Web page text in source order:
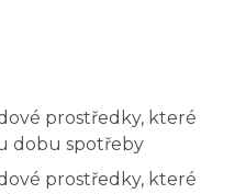
prostředky, které
dobu spotřeby
prostředky, které